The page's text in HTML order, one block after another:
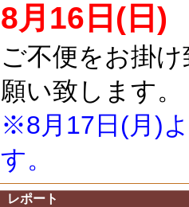
8月16日(日)
ご不便をお掛
願い致します。
※8月17日(月)
す。
レポート